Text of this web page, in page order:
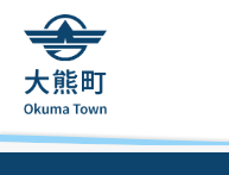
頭
メニュ